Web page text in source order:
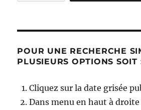
POUR UNE RECHERCHE
PLUSIEURS OPTIONS SOIT
Cliquez sur la date grisée
Dans menu en haut à droite